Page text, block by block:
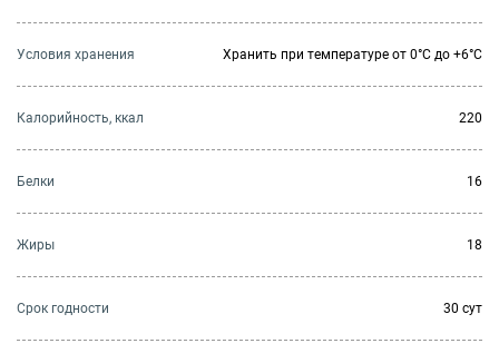
Условия хранения Хранить при температуре от 0°С до +6°С
Калорийность, ккал 220
Белки 16
Жиры 18
Cрок годности 30 сут